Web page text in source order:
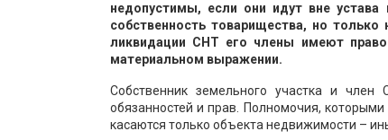
недопустимы, если они идут вне
собственность товарищества, но
ликвидации СНТ его члены имеют
материальном выражении.
Собственник земельного участка и
обязанностей и прав. Полномочия,
касаются только объекта недвижимости –